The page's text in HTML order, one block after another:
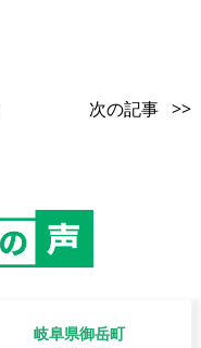
次の記事 >>
岐阜県御岳町